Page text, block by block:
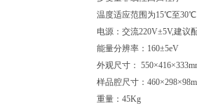
温度适应范围为15℃至30℃
电源：交流220V±5V,建议
能量分辨率：160±5eV
外观尺寸：
样品腔尺寸：
重量：45Kg